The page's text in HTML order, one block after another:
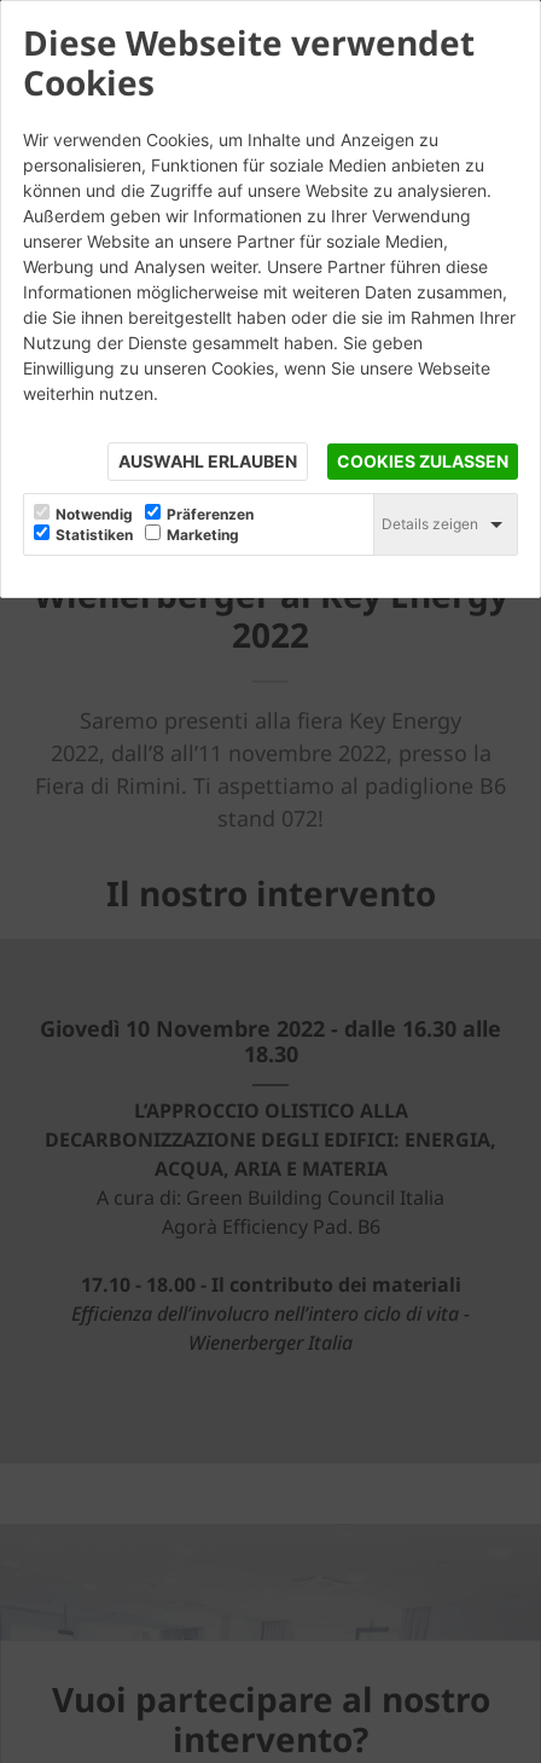
Diese Webseite verwendet
Cookies
Wir verwenden Cookies, um Inhalte und Anzeigen zu
personalisieren, Funktionen für soziale Medien anbieten zu
können und die Zugriffe auf unsere Website zu analysieren.
Außerdem geben wir Informationen zu Ihrer Verwendung
unserer Website an unsere Partner für soziale Medien,
Werbung und Analysen weiter. Unsere Partner führen diese
Informationen möglicherweise mit weiteren Daten zusammen,
die Sie ihnen bereitgestellt haben oder die sie im Rahmen Ihrer
Nutzung der Dienste gesammelt haben. Sie geben
Einwilligung zu unseren Cookies, wenn Sie unsere Webseite
weiterhin nutzen.
AUSWAHL ERLAUBEN COOKIES ZULASSEN
Notwendig
Präferenzen
Statistiken
Marketing
Details zeigen
Wienerberger al Key Energy
2022
Saremo presenti alla fiera Key Energy
2022, dall’8 all’11 novembre 2022, presso la
Fiera di Rimini. Ti aspettiamo al padiglione B6
stand 072!
Il nostro intervento
Giovedì 10 Novembre 2022 - dalle 16.30 alle
18.30
L’APPROCCIO OLISTICO ALLA
DECARBONIZZAZIONE DEGLI EDIFICI: ENERGIA,
ACQUA, ARIA E MATERIA
A cura di: Green Building Council Italia
Agorà Efficiency Pad. B6
17.10 - 18.00 - Il contributo dei materiali
Efficienza dell’involucro nell’intero ciclo di vita -
Wienerberger Italia
Vuoi partecipare al nostro
intervento?